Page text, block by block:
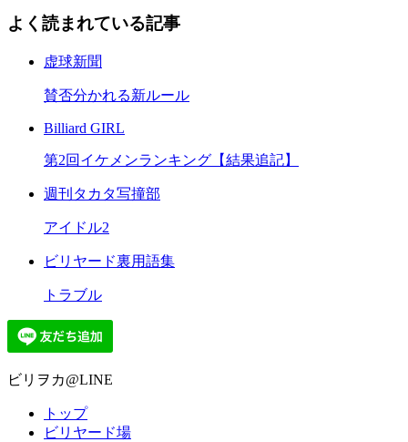
よく読まれている記事
虚球新聞
賛否分かれる新ルール
Billiard GIRL
第2回イケメンランキング【結果追記】
週刊タカタ写撞部
アイドル2
ビリヤード裏用語集
トラブル
ビリヲカ@LINE
トップ
ビリヤード場